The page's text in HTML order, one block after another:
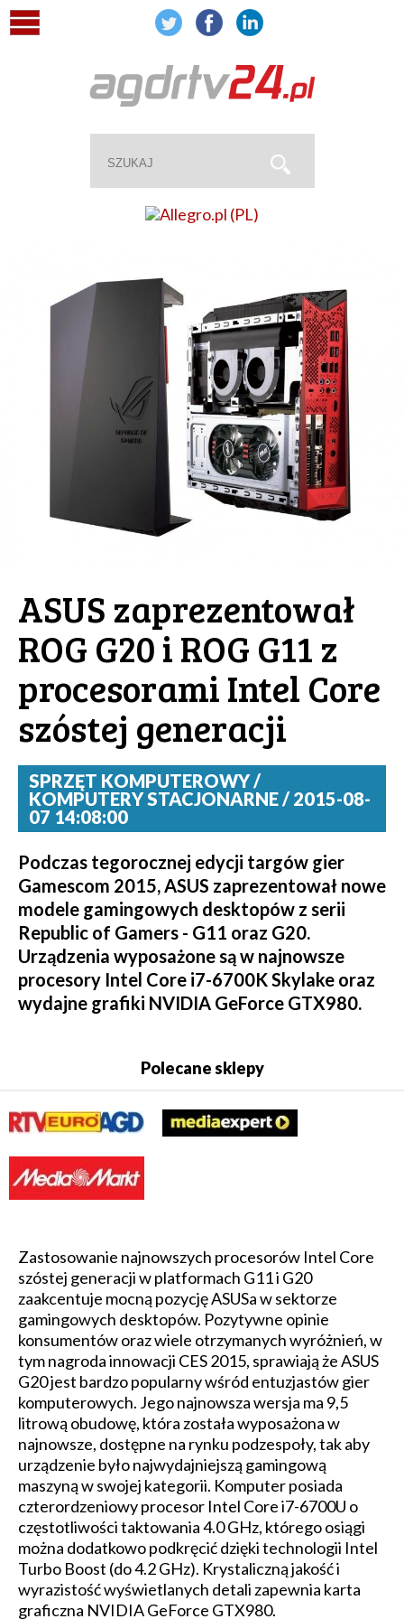
ASUS zaprezentował
ROG G20 i ROG G11 z
procesorami Intel Core
szóstej generacji
SPRZĘT KOMPUTEROWY /
KOMPUTERY STACJONARNE / 2015-08-
07 14:08:00
Podczas tegorocznej edycji targów gier
Gamescom 2015, ASUS zaprezentował nowe
modele gamingowych desktopów z serii
Republic of Gamers - G11 oraz G20.
Urządzenia wyposażone są w najnowsze
procesory Intel Core i7-6700K Skylake oraz
wydajne grafiki NVIDIA GeForce GTX980.
Polecane sklepy
Zastosowanie najnowszych procesorów Intel Core
szóstej generacji w platformach G11 i G20
zaakcentuje mocną pozycję ASUSa w sektorze
gamingowych desktopów. Pozytywne opinie
konsumentów oraz wiele otrzymanych wyróżnień, w
tym nagroda innowacji CES 2015, sprawiają że ASUS
G20 jest bardzo popularny wśród entuzjastów gier
komputerowych. Jego najnowsza wersja ma 9,5
litrową obudowę, która została wyposażona w
najnowsze, dostępne na rynku podzespoły, tak aby
urządzenie było najwydajniejszą gamingową
maszyną w swojej kategorii. Komputer posiada
czterordzeniowy procesor Intel Core i7-6700U o
częstotliwości taktowania 4.0 GHz, którego osiągi
można dodatkowo podkręcić dzięki technologii Intel
Turbo Boost (do 4.2 GHz). Krystaliczną jakość i
wyrazistość wyświetlanych detali zapewnia karta
graficzna NVIDIA GeForce GTX980.